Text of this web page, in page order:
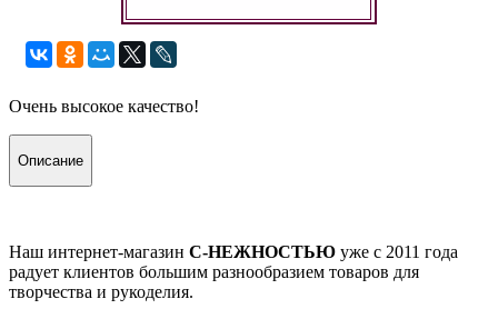
Очень высокое качество!
Описание
Наш интернет-магазин С-НЕЖНОСТЬЮ уже с 2011 года
радует клиентов большим разнообразием товаров для
творчества и рукоделия.